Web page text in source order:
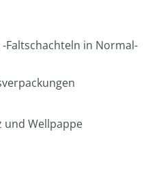
Faltschachteln in Normal-
und Wellpappe